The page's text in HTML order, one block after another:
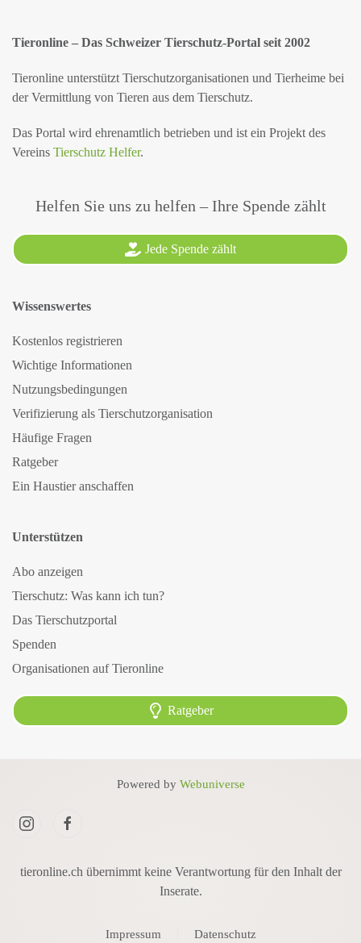
Tieronline – Das Schweizer Tierschutz-Portal seit 2002
Tieronline unterstützt Tierschutzorganisationen und Tierheime bei
der Vermittlung von Tieren aus dem Tierschutz.
Das Portal wird ehrenamtlich betrieben und ist ein Projekt des
Vereins Tierschutz Helfer.
Helfen Sie uns zu helfen – Ihre Spende zählt
Jede Spende zählt
Wissenswertes
Kostenlos registrieren
Wichtige Informationen
Nutzungsbedingungen
Verifizierung als Tierschutzorganisation
Häufige Fragen
Ratgeber
Ein Haustier anschaffen
Unterstützen
Abo anzeigen
Tierschutz: Was kann ich tun?
Das Tierschutzportal
Spenden
Organisationen auf Tieronline
Ratgeber
Powered by Webuniverse
tieronline.ch übernimmt keine Verantwortung für den Inhalt der
Inserate.
Impressum Datenschutz